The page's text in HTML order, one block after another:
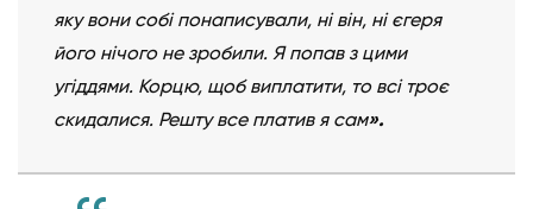
яку вони собі понаписували, ні він, ні єгеря
його нічого не зробили. Я попав з цими
угіддями. Корцю, щоб виплатити, то всі троє
скидалися. Решту все платив я сам».